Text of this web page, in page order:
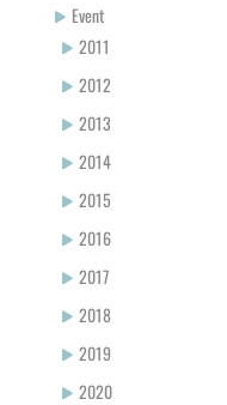
Event
2011
2012
2013
2014
2015
2016
2017
2018
2019
2020